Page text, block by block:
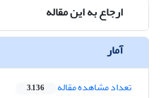
ارجاع به این مقاله
آمار
تعداد مشاهده مقاله 3,136